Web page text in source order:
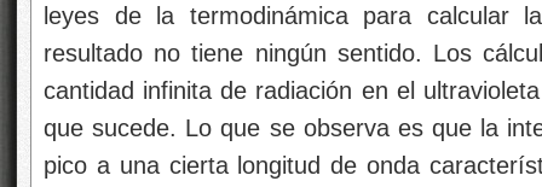
leyes de la termodinámica para calcular
resultado no tiene ningún sentido. Los
cantidad infinita de radiación en el
que sucede. Lo que se observa es que la
pico a una cierta longitud de onda